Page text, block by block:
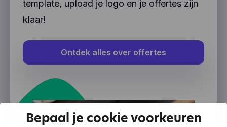
template, upload je logo en je offertes zijn
klaar!
Ontdek alles over offertes
Bepaal je cookie voorkeuren